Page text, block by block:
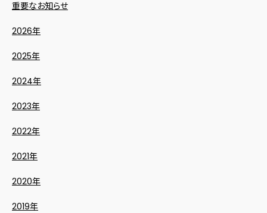
重要なお知らせ
2026年
2025年
2024年
2023年
2022年
2021年
2020年
2019年